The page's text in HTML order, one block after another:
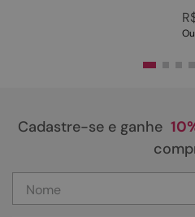
Ou
Cadastre-se e ganhe